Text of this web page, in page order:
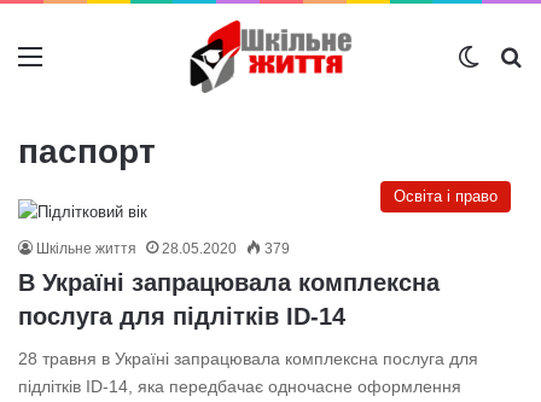
Меню
паспорт
Освіта і право
Шкільне життя 28.05.2020 379
В Україні запрацювала комплексна
послуга для підлітків ID-14
28 травня в Україні запрацювала комплексна послуга для
підлітків ID-14, яка передбачає одночасне оформлення